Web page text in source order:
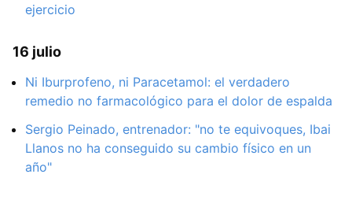
ejercicio
16 julio
Ni Iburprofeno, ni Paracetamol: el verdadero
remedio no farmacológico para el dolor de espalda
Sergio Peinado, entrenador: "no te equivoques, Ibai
Llanos no ha conseguido su cambio físico en un
año"